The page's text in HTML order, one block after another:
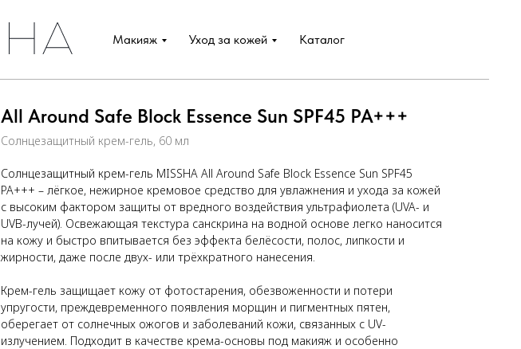
Макияж Уход за кожей Каталог
All Around Safe Block Essence Sun SPF45 PA+++
Солнцезащитный крем-гель, 60 мл
Солнцезащитный крем-гель MISSHA All Around Safe Block Essence Sun SPF45
PA+++ – лёгкое, нежирное кремовое средство для увлажнения и ухода за кожей
с высоким фактором защиты от вредного воздействия ультрафиолета (UVA- и
UVB-лучей). Освежающая текстура санскрина на водной основе легко наносится
на кожу и быстро впитывается без эффекта белёсости, полос, липкости и
жирности, даже после двух- или трёхкратного нанесения.
Крем-гель защищает кожу от фотостарения, обезвоженности и потери
упругости, преждевременного появления морщин и пигментных пятен,
оберегает от солнечных ожогов и заболеваний кожи, связанных с UV-
излучением. Подходит в качестве крема-основы под макияж и особенно